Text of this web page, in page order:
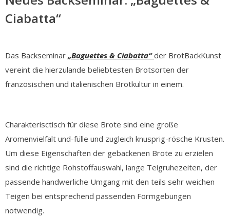
Ciabatta“
Das Backseminar „Baguettes & Ciabatta“ der BrotBackKunst
vereint die hierzulande beliebtesten Brotsorten der
französischen und italienischen Brotkultur in einem.
Charakterisctisch für diese Brote sind eine große
Aromenvielfalt und-fülle und zugleich knusprig-rösche Krusten.
Um diese Eigenschaften der gebackenen Brote zu erzielen
sind die richtige Rohstoffauswahl, lange Teigruhezeiten, der
passende handwerliche Umgang mit den teils sehr weichen
Teigen bei entsprechend passenden Formgebungen
notwendig.